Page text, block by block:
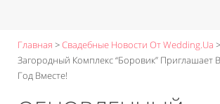
Главная >Свадебные Новости От Wedding.ua >
Загородный Комплекс “Боровик” Приглашает
Год Вместе!